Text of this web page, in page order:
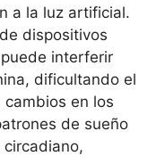
a la luz artificial.
dispositivos
interferir
dificultando el
en los
de sueño